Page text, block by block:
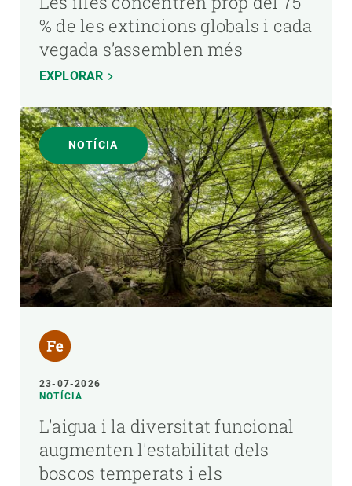
% de les extincions globals i cada
vegada s’assemblen més
EXPLORAR
NOTÍCIA
23-07-2026
NOTÍCIA
L'aigua i la diversitat funcional
augmenten l'estabilitat dels
boscos temperats i els